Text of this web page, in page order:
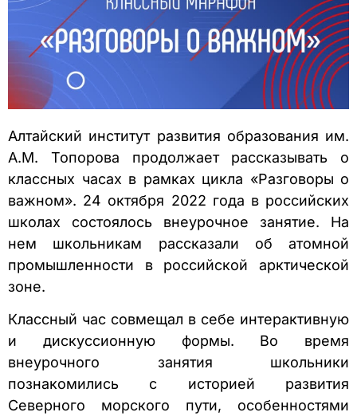
Алтайский институт развития образования им.
А.М. Топорова продолжает рассказывать о
классных часах в рамках цикла «Разговоры о
важном». 24 октября 2022 года в российских
школах состоялось внеурочное занятие. На
нем школьникам рассказали об атомной
промышленности в российской арктической
зоне.
Классный час совмещал в себе интерактивную
и дискуссионную формы. Во время
внеурочного занятия школьники
познакомились с историей развития
Северного морского пути, особенностями